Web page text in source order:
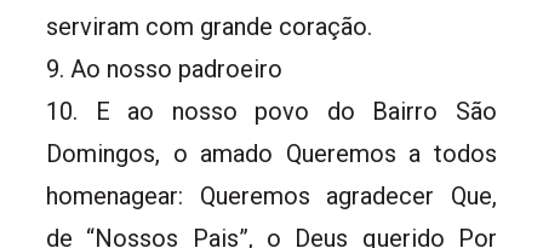
serviram com grande coração.
9. Ao nosso padroeiro
10. E ao nosso povo do Bairro São
Domingos, o amado Queremos a todos
homenagear: Queremos agradecer Que,
de “Nossos Pais”, o Deus querido Por